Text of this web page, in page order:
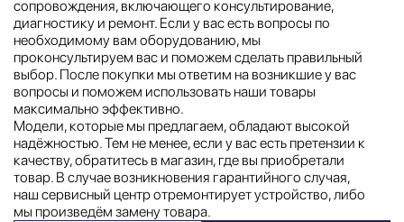
сопровождения, включающего консультирование,
диагностику и ремонт. Если у вас есть вопросы по
необходимому вам оборудованию, мы
проконсультируем вас и поможем сделать правильный
выбор. После покупки мы ответим на возникшие у вас
вопросы и поможем использовать наши товары
максимально эффективно.
Модели, которые мы предлагаем, обладают высокой
надёжностью. Тем не менее, если у вас есть претензии к
качеству, обратитесь в магазин, где вы приобретали
товар. В случае возникновения гарантийного случая,
наш сервисный центр отремонтирует устройство, либо
мы произведём замену товара.